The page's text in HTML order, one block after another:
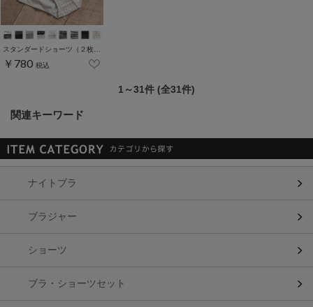
￥780 税込
1～31件 (全31件)
関連キーワード
ナイトブラ
ブラジャー
ショーツ
ブラ・ショーツセット